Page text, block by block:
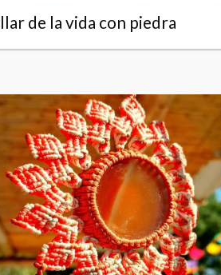
de la vida con piedra